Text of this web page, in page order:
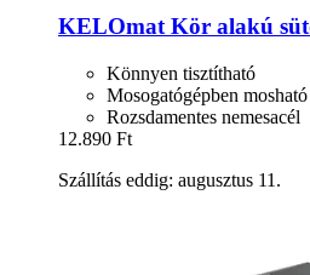
KELOmatKör alakú
Könnyen tisztítható
Mosogatógépben mosható
Rozsdamentes nemesacél
12.890 Ft
Szállítás eddig: augusztus 11.